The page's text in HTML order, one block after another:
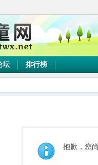
坛 排行榜
抱歉，您